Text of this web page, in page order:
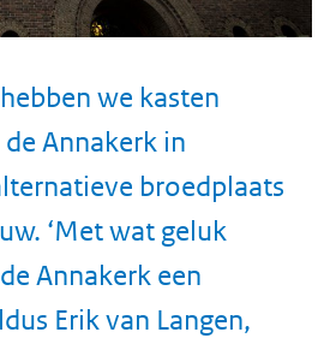
we kasten
Annakerk in
broedplaats
‘Met wat geluk
Annakerk een
Erik van Langen,